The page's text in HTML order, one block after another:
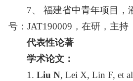
7、 福建省中青年项目，
号：JAT190009，在研，主持
代表性论著
学术论文 ：
1.Liu N, Lei X, Lin F, et